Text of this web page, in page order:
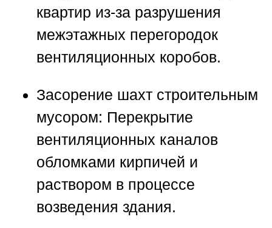
квартир из-за разрушения
межэтажных перегородок
вентиляционных коробов.
Засорение шахт строительным
мусором: Перекрытие
вентиляционных каналов
обломками кирпичей и
раствором в процессе
возведения здания.